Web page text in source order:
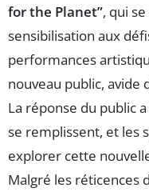
for the Planet”, qui
sensibilisation aux
performances
nouveau public, avide
La réponse du public
se remplissent, et les
explorer cette
Malgré les réticences